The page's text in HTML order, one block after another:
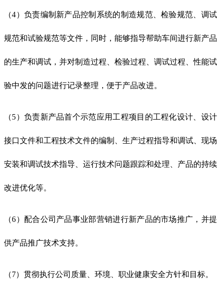
（4）负责编制新产品控制系统的制造规范、检验规范、调试
规范和试验规范等文件，同时，能够指导帮助车间进行新产品
的生产和调试，并对制造过程、检验过程、调试过程、性能试
验中发的问题进行记录整理，便于产品改进。
（5）负责新产品首个示范应用工程项目的工程化设计、设计
接口文件和工程技术文件的编制、生产过程指导和调试、现场
安装和调试技术指导、运行技术问题跟踪和处理、产品的持续
改进优化等。
（6）配合公司产品事业部营销进行新产品的市场推广，并提
供产品推广技术支持。
（7）贯彻执行公司质量、环境、职业健康安全方针和目标。